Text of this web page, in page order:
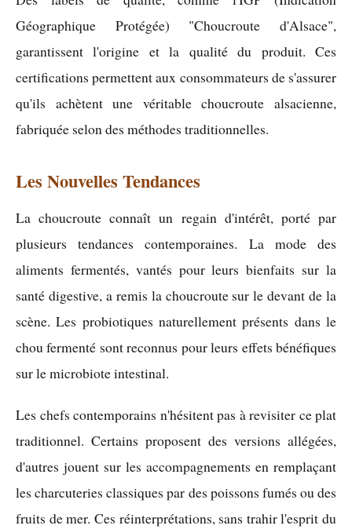
Géographique Protégée) "Choucroute d'Alsace",
garantissent l'origine et la qualité du produit. Ces
certifications permettent aux consommateurs de s'assurer
qu'ils achètent une véritable choucroute alsacienne,
fabriquée selon des méthodes traditionnelles.
Les Nouvelles Tendances
La choucroute connaît un regain d'intérêt, porté par
plusieurs tendances contemporaines. La mode des
aliments fermentés, vantés pour leurs bienfaits sur la
santé digestive, a remis la choucroute sur le devant de la
scène. Les probiotiques naturellement présents dans le
chou fermenté sont reconnus pour leurs effets bénéfiques
sur le microbiote intestinal.
Les chefs contemporains n'hésitent pas à revisiter ce plat
traditionnel. Certains proposent des versions allégées,
d'autres jouent sur les accompagnements en remplaçant
les charcuteries classiques par des poissons fumés ou des
fruits de mer. Ces réinterprétations, sans trahir l'esprit du